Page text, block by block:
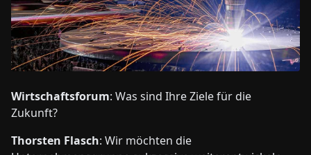
Wirtschaftsforum: Was sind Ihre Ziele für die
Zukunft?
Thorsten Flasch: Wir möchten die